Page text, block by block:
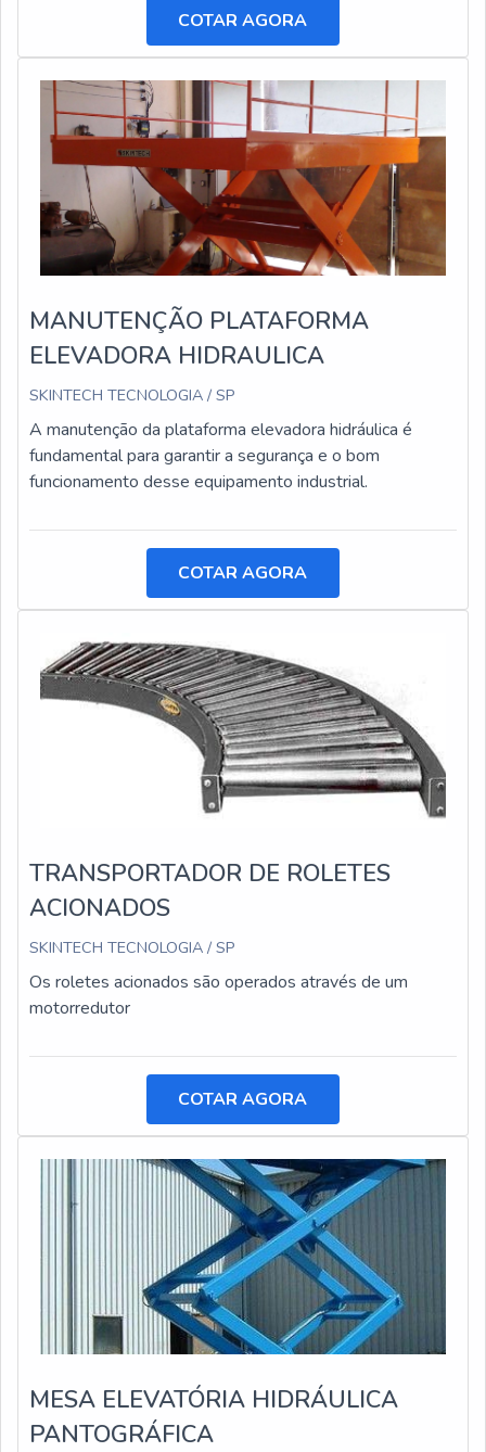
COTAR AGORA
MANUTENÇÃO PLATAFORMA
ELEVADORA HIDRAULICA
SKINTECH TECNOLOGIA / SP
A manutenção da plataforma elevadora hidráulica é
fundamental para garantir a segurança e o bom
funcionamento desse equipamento industrial.
COTAR AGORA
TRANSPORTADOR DE ROLETES
ACIONADOS
SKINTECH TECNOLOGIA / SP
Os roletes acionados são operados através de um
motorredutor
COTAR AGORA
MESA ELEVATÓRIA HIDRÁULICA
PANTOGRÁFICA